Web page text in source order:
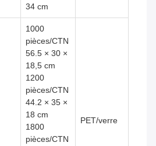
34 cm
1000
pièces/CTN
56.5 × 30 ×
18,5 cm
1200
pièces/CTN
44.2 × 35 ×
18 cm
1800
pièces/CTN
PET/verre